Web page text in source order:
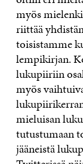
myös
riittää
toisistamme
lempikirjan.
lukupiiriin
myös
mieluisan
tutustumaan
jääneistä